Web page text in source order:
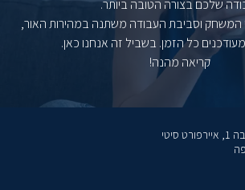
שלכם בצורה הטובה ביותר.
המשחק וסביבת העבודה משתנה במהירות האור,
כל הזמן. בשביל זה אנחנו כאן.
קריאה מהנה!
סיטי